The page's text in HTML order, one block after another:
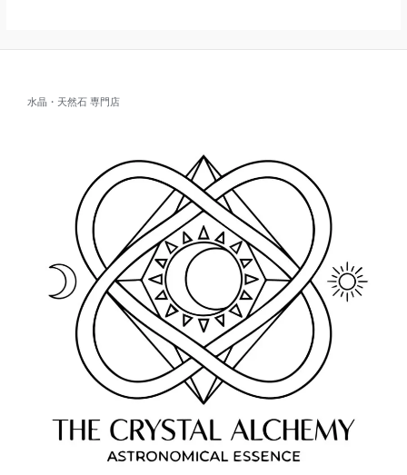
水晶・天然石 専門店